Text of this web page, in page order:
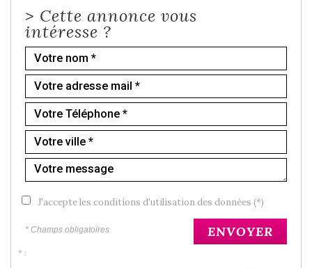
> Cette annonce vous
intéresse ?
J'accepte les conditions d'utilisation des données (*)
* Champs obligatoires ENVOYER
* :